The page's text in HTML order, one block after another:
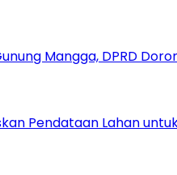
Mangga, DPRD
Pendataan Lahan